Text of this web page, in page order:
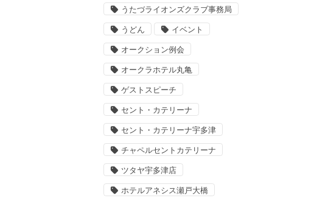
うたづライオンズクラブ事務局
うどん イベント
オークション例会
オークラホテル丸亀
ゲストスピーチ
セント・カテリーナ
セント・カテリーナ宇多津
チャペルセントカテリーナ
ツタヤ宇多津店
ホテルアネシス瀬戸大橋